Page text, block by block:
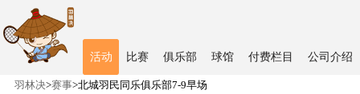
活动 比赛 俱乐部 球馆 付费栏目 公司介绍
羽林决>赛事>北城羽民同乐俱乐部7-9早场